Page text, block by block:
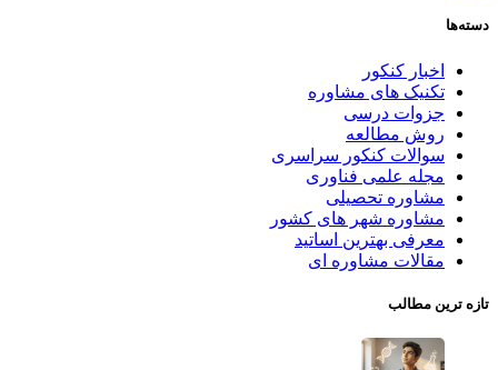
دسته‌ها
اخبار کنکور
تکنیک های مشاوره
جزوات درسی
روش مطالعه
سوالات کنکور سراسری
مجله علمی فناوری
مشاوره تحصیلی
مشاوره شهر های کشور
معرفی بهترین اساتید
مقالات مشاوره ای
تازه ترین مطالب